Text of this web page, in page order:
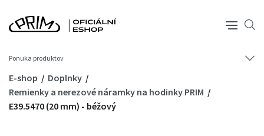
Ponuka produktov
E-shop
Doplnky
Remienky a nerezové náramky na hodinky PRIM
E39.5470 (20 mm) - béžový